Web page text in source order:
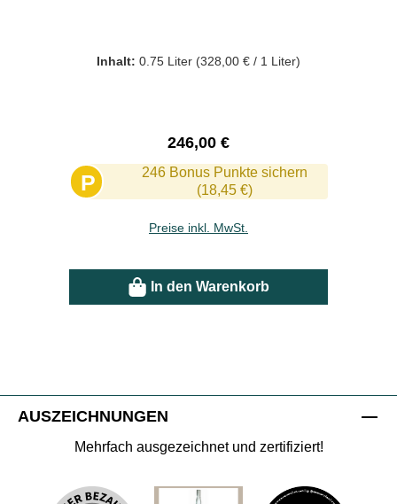
Inhalt: 0.75 Liter (328,00 € / 1 Liter)
Regulärer Preis:
246,00 €
P
246 Bonus Punkte sichern
(18,45 €)
Preise inkl. MwSt.
In den Warenkorb
AUSZEICHNUNGEN
Mehrfach ausgezeichnet und zertifiziert!